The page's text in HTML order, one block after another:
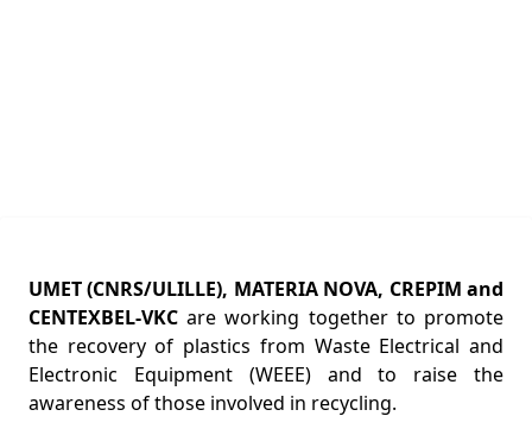
UMET (CNRS/ULILLE), MATERIA NOVA, CREPIM and
CENTEXBEL-VKC are working together to promote
the recovery of plastics from Waste Electrical and
Electronic Equipment (WEEE) and to raise the
awareness of those involved in recycling.